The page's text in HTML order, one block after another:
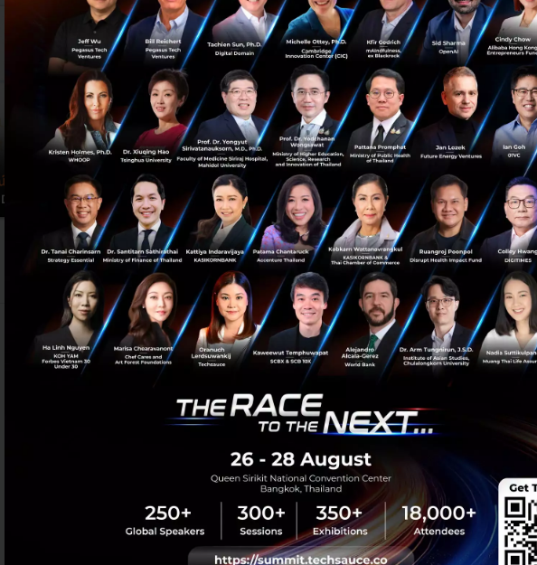
“เมื่อโอกาสธุรกิจเป็นของผู้มองการณ์ไกล” กลยุทธ์การ
ต่อยอดงานวิจัยสู่ธุรกิจ โดย Dr. Tamara Carleton
งานเสวนานี้เป็นอีกหนึ่งความรู้ที่ถอดบทเรียนจาก
ประสบการณ์จริงของธุรกิจระดับโลกรวมถึงการวิเคราะห์
โอกาสการเติบโตของธุรกิจ ที่จะช่วยเสริมความรู้ให้นักวิจัยไทย
รวมถึงผู้ประกอบธุรกิจมองเห...
พฤศจิกายน 11, 2019| ByTechsauce Team
2.7k
Tech & Biz tma Turning Science & Technology into Business
Outstanding Technologist Awards and STI Forum 2019
มูลนิธิส่งเสริมวิทยาศาสตร์และเทคโนโลยีในพระบรมราชูปถัมภ์
Techsauce Media
About Techsauce
Techsauce Services
Trending Tags
Corporate Innovation
Digital Transformation
E-Commerce
Startup
Technology